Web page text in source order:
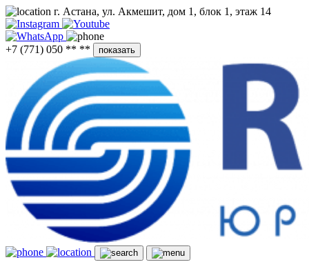
г. Астана, ул. Акмешит, дом 1, блок 1, этаж 14
+7 (771) 050 ** ** показать